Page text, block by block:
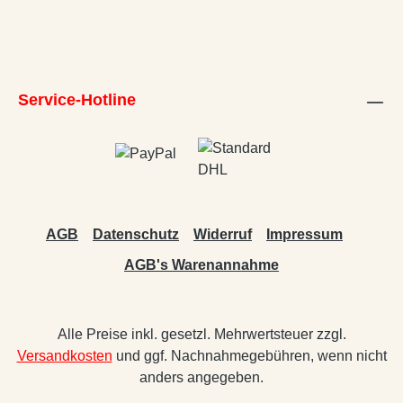
Service-Hotline
AGB Datenschutz Widerruf
Impressum
AGB's Warenannahme
Alle Preise inkl. gesetzl. Mehrwertsteuer zzgl.
Versandkosten und ggf. Nachnahmegebühren, wenn nicht
anders angegeben.